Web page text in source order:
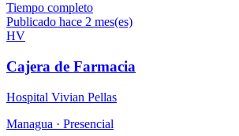
Tiempo completo
Publicado hace 2 mes(es)
HV
Cajera de Farmacia
Hospital Vivian Pellas
Managua · Presencial